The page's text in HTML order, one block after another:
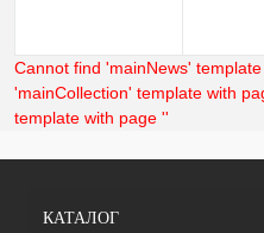
Cannot find 'mainNews'
'mainCollection' template with
template with page ''
КАТАЛОГ